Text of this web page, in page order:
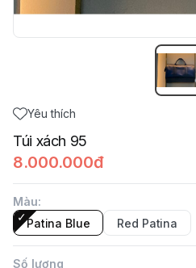
Yêu thích
Túi xách 95
8.000.000đ
Màu:
Patina Blue
Red Patina
Số lượng